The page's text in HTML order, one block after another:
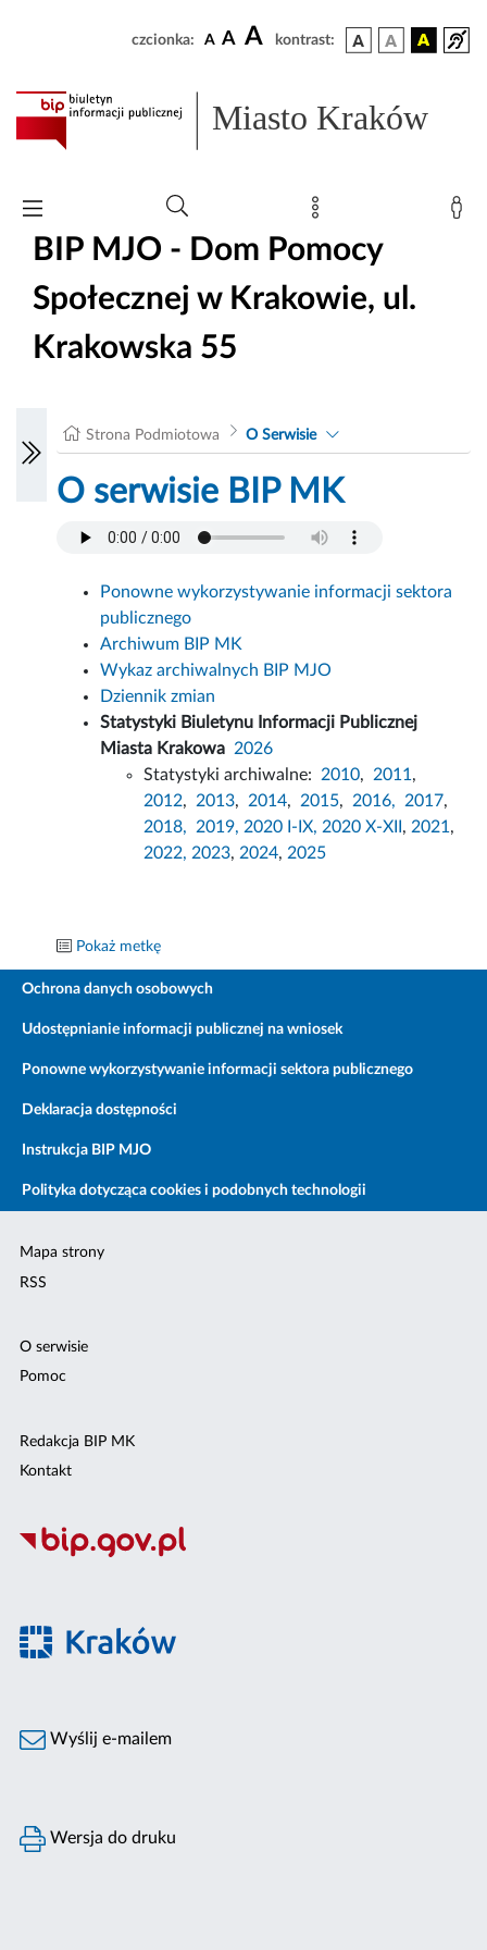
czcionka: A A A kontrast:
Miasto Kraków
BIP MJO - Dom Pomocy
Społecznej w Krakowie, ul.
Krakowska 55
Strona Podmiotowa O Serwisie
O serwisie BIP MK
Ponowne wykorzystywanie informacji sektora
publicznego
Archiwum BIP MK
Wykaz archiwalnych BIP MJO
Dziennik zmian
Statystyki Biuletynu Informacji Publicznej
Miasta Krakowa 2026
Statystyki archiwalne: 2010, 2011,
2012, 2013, 2014, 2015, 2016, 2017,
2018,
2019, 2020 I-IX, 2020 X-XII , 2021,
2022, 2023, 2024, 2025
Pokaż metkę
Ochrona danych osobowych
Udostępnianie informacji publicznej na wniosek
Ponowne wykorzystywanie informacji sektora publicznego
Deklaracja dostępności
Instrukcja BIP MJO
Polityka dotycząca cookies i podobnych technologii
Mapa strony
RSS
O serwisie
Pomoc
Redakcja BIP MK
Kontakt
Wyślij e-mailem
Wersja do druku